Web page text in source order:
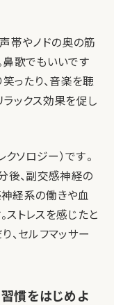
帯やノドの奥の筋
鼻歌でもいいです
笑ったり、音楽を聴
ラックス効果を促し
クソロジー）です。
後、副交感神経の
経系の働きや血
ストレスを感じたと
、セルフマッサー
慣をはじめよ